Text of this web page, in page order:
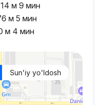
м 9 мин
м 5 мин
м 4 мин
Sun'iy yo'ldosh